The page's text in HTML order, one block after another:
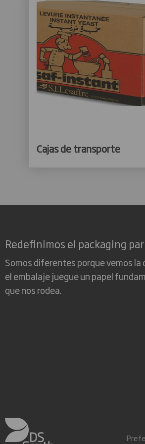
Cajas de transporte
Redefinimos el packaging
Somos diferentes porque vemos la
el embalaje juegue un papel
que nos rodea.